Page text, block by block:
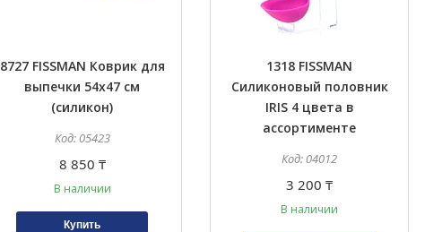
8727 FISSMAN Коврик для
выпечки 54x47 см
(силикон)
05423
8 850 ₸
В наличии
Купить
1318 FISSMAN
Силиконовый половник
IRIS 4 цвета в
ассортименте
04012
3 200 ₸
В наличии